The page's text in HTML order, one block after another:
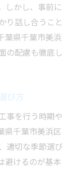
しかし、事前に
り話し合うこと
葉県千葉市美浜
の配慮も徹底し
事を行う時期や
県千葉市美浜区
適切な季節選び
避けるのが基本